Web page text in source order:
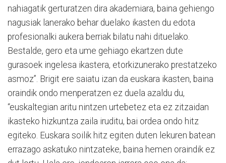
nahiagatik gerturatzen dira akademiara, baina gehiengo
nagusiak lanerako behar duelako ikasten du edota
profesionalki aukera berriak bilatu nahi dituelako.
Bestalde, gero eta ume gehiago ekartzen dute
gurasoek ingelesa ikastera, etorkizunerako prestatzeko
asmoz”. Brigit ere saiatu izan da euskara ikasten, baina
oraindik ondo menperatzen ez duela azaldu du,
“euskaltegian aritu nintzen urtebetez eta ez zitzaidan
ikasteko hizkuntza zaila iruditu, bai ordea ondo hitz
egiteko. Euskara soilik hitz egiten duten lekuren batean
errazago askatuko nintzateke, baina hemen oraindik ez